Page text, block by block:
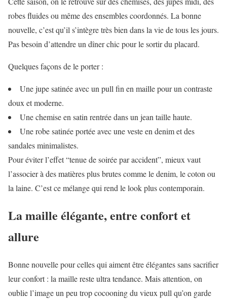
robes fluides ou même des ensembles coordonnés. La bonne
nouvelle, c’est qu’il s’intègre très bien dans la vie de tous les jours.
Pas besoin d’attendre un dîner chic pour le sortir du placard.
Quelques façons de le porter :
Une jupe satinée avec un pull fin en maille pour un contraste
doux et moderne.
Une chemise en satin rentrée dans un jean taille haute.
Une robe satinée portée avec une veste en denim et des
sandales minimalistes.
Pour éviter l’effet “tenue de soirée par accident”, mieux vaut
l’associer à des matières plus brutes comme le denim, le coton ou
la laine. C’est ce mélange qui rend le look plus contemporain.
La maille élégante, entre confort et
allure
Bonne nouvelle pour celles qui aiment être élégantes sans sacrifier
leur confort : la maille reste ultra tendance. Mais attention, on
oublie l’image un peu trop cocooning du vieux pull qu’on garde